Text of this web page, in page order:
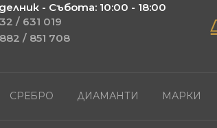
- Събота: 10:00 - 18:00
/ 631 019
/ 851 708
СРЕБРО ДИАМАНТИ МАРКИ